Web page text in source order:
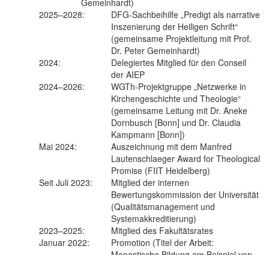
2025–2028:
DFG-Sachbeihilfe „Predigt als narrative
Inszenierung der Heiligen Schrift“
(gemeinsame Projektleitung mit Prof.
Dr. Peter Gemeinhardt)
2024:
Delegiertes Mitglied für den Conseil
der AIEP
2024–2026:
WGTh-Projektgruppe „Netzwerke in
Kirchengeschichte und Theologie“
(gemeinsame Leitung mit Dr. Aneke
Dornbusch [Bonn] und Dr. Claudia
Kampmann [Bonn])
Mai 2024:
Auszeichnung mit dem Manfred
Lautenschlaeger Award for Theological
Promise (FIIT Heidelberg)
Seit Juli 2023:
Mitglied der internen
Bewertungskommission der Universität
(Qualitätsmanagement und
Systemakkreditierung)
2023–2025:
Mitglied des Fakultätsrates
Januar 2022:
Promotion (Titel der Arbeit: